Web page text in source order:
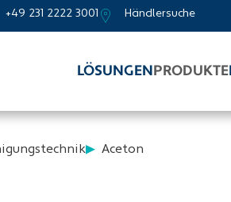
+49 231 2222 3001 Händlersuche
LÖSUNGEN PRODUKTE
Aceton